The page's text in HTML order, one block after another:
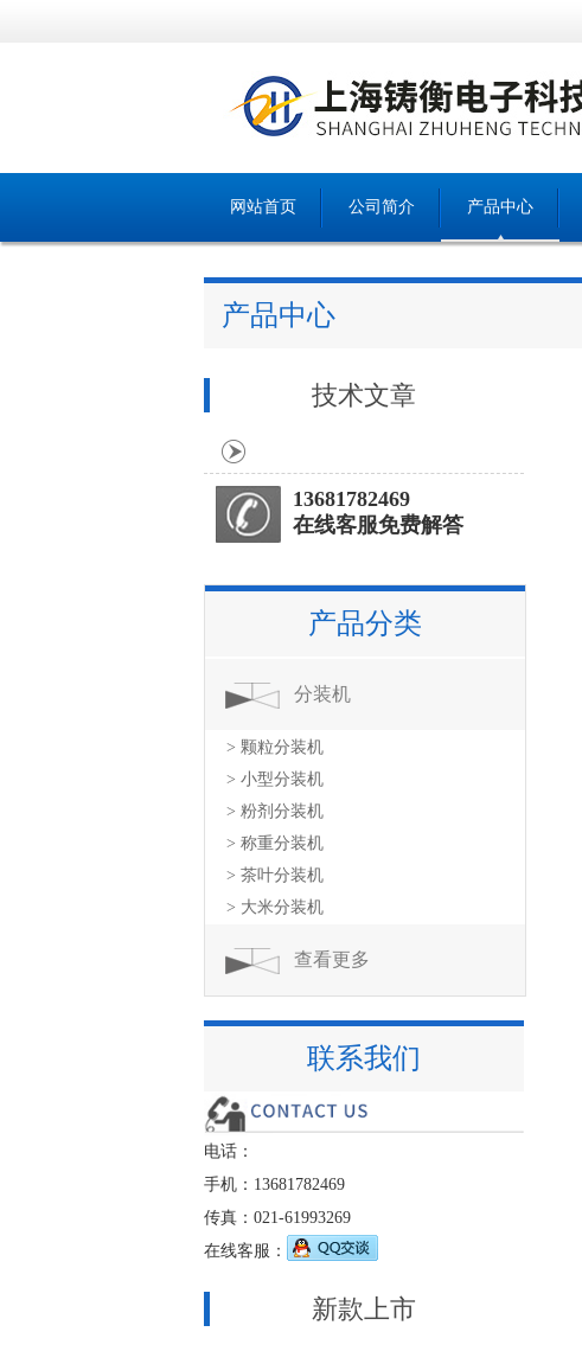
网站首页 公司简介 产品中心
产品中心
技术文章
13681782469
在线客服免费解答
产品分类
分装机
> 颗粒分装机
> 小型分装机
> 粉剂分装机
> 称重分装机
> 茶叶分装机
> 大米分装机
查看更多
联系我们
电话：
手机：13681782469
传真：021-61993269
在线客服：
新款上市